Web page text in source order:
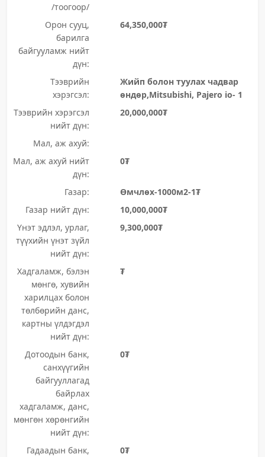
/тоогоор/
Орон сууц,
барилга
байгууламж нийт
дүн:
64,350,000₮
Тээврийн
хэрэгсэл:
Жийп болон туулах чадвар
өндөр,Mitsubishi, Pajero io- 1
Тээврийн хэрэгсэл
нийт дүн:
20,000,000₮
Мал, аж ахуй:
Мал, аж ахуй нийт
дүн:
0₮
Газар:
Өмчлөх-1000м2-1₮
Газар нийт дүн:
10,000,000₮
Үнэт эдлэл, урлаг,
түүхийн үнэт зүйл
нийт дүн:
9,300,000₮
Хадгаламж, бэлэн
мөнгө, хувийн
харилцах болон
төлбөрийн данс,
картны үлдэгдэл
нийт дүн:
₮
Дотоодын банк,
санхүүгийн
байгууллагад
байрлах
хадгаламж, данс,
мөнгөн хөрөнгийн
нийт дүн:
0₮
Гадаадын банк,
0₮